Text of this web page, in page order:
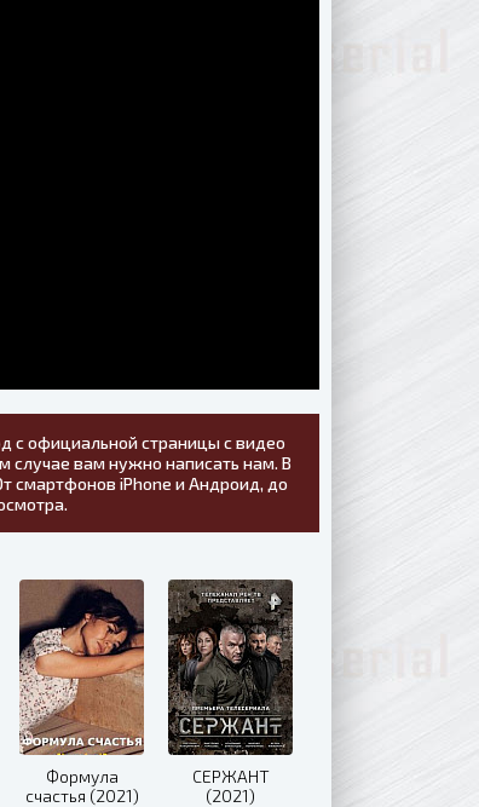
с официальной страницы с видео
случае вам нужно написать нам. В
смартфонов iPhone и Андроид, до
Формула
счастья (2021)
СЕРЖАНТ
(2021)